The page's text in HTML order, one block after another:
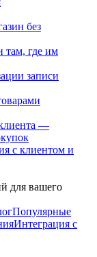
без
там, где им
записи
—
с клиентом и
для вашего
Популярные
Интеграция с